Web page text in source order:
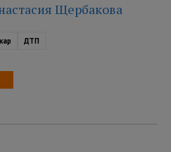
Щербакова
ДТП